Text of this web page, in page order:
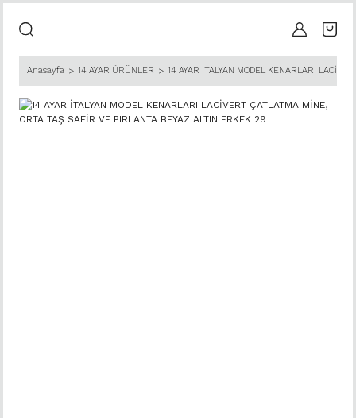
Anasayfa 14 AYAR ÜRÜNLER 14 AYAR İTALYAN MODEL KENARLARI